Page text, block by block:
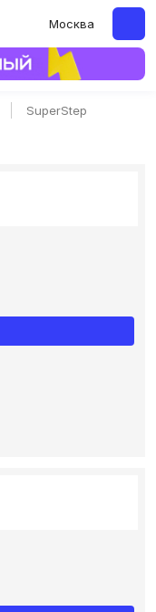
Москва
SuperStep